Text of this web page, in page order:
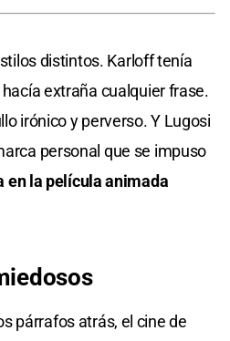
distintos. Karloff tenía
extraña cualquier frase.
irónico y perverso. Y Lugosi
personal que se impuso
en la película animada
párrafos atrás, el cine de